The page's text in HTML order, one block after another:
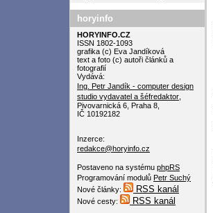
horyinfo
HORYINFO.CZ
ISSN 1802-1093
grafika (c) Eva Jandíková
text a foto (c) autoři článků a
fotografií
Vydává:
Ing. Petr Jandík - computer design
studio vydavatel a šéfredaktor
Pivovarnická 6, Praha 8,
IČ 10192182
Inzerce:
redakce@horyinfo.cz
Postaveno na systému phpRS
Programování modulů Petr Suchý
Nové články:
RSS kanál
Nové cesty: RSS kanál